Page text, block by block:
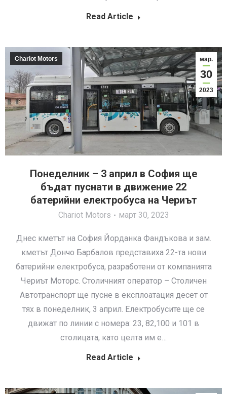
Read Article
Понеделник – 3 април в София ще
бъдат пуснати в движение 22
батерийни електробуса на Чериът
Chariot Motors март 30, 2023
мар.
30
2023
Chariot Motors
Днес кметът на София Йорданка Фандъкова и зам.
кметът Дончо Барбалов представиха 22-та нови
батерийни електробуса, разработени от компанията
Чериът Моторс. Столичният оператор – Столичен
Автотранспорт ще пусне в експлоатация десет от
тях в понеделник, 3 април. Електробусите ще се
движат по линии с номера: 23, 82,100 и 101 в
столицата, като целта им е…
Read Article